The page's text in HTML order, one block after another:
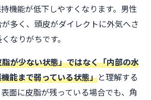
機能が低下しやすくなります。男性
多く、頭皮がダイレクトに外気へさ
なりがちです。
が少ない状態」ではなく「内部の水
能まで弱っている状態」と理解する
面に皮脂が残っている場合でも、角